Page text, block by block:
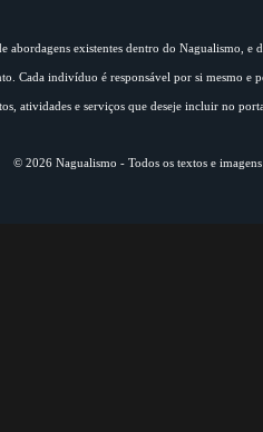
abordagens existentes dentro do Nagualismo, e
Cada indivíduo é responsável por si mesmo
atividades e serviços que deseje incluir no
© 2026 Nagualismo - Todos os textos e